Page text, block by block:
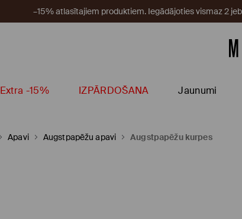
–15% atlasītajiem produktiem. Iegādājoties vismaz 2
Extra -15% IZPĀRDOŠANA Jaunumi
Apavi Augstpapēžu apavi Augstpapēžu kurpes